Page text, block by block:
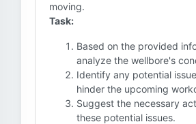
moving.
Task:
Based on the provided
analyze the wellbore's
Identify any potential
hinder the upcoming
Suggest the necessary
these potential issues.